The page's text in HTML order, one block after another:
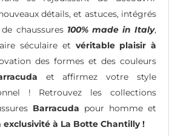
détails, et astuces, intégrés
chaussures 100% made in Italy,
séculaire et véritable plaisir à
des formes et des couleurs
et affirmez votre style
! Retrouvez les collections
Barracuda pour homme et
exclusivité à La Botte Chantilly !